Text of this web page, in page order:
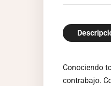
Conociendo
contrabajo.